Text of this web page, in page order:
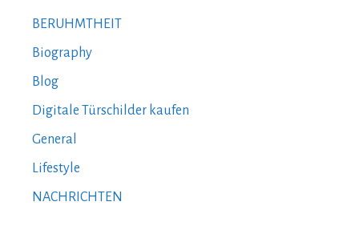
BERUHMTHEIT
Biography
Blog
Digitale Türschilder kaufen
General
Lifestyle
NACHRICHTEN